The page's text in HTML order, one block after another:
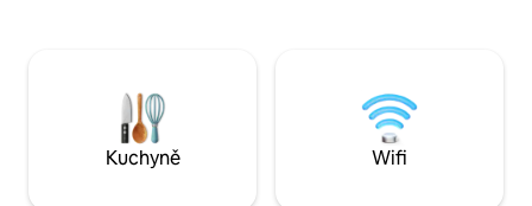
osázený místními
bylinkami, které
Kuchyně Wifi